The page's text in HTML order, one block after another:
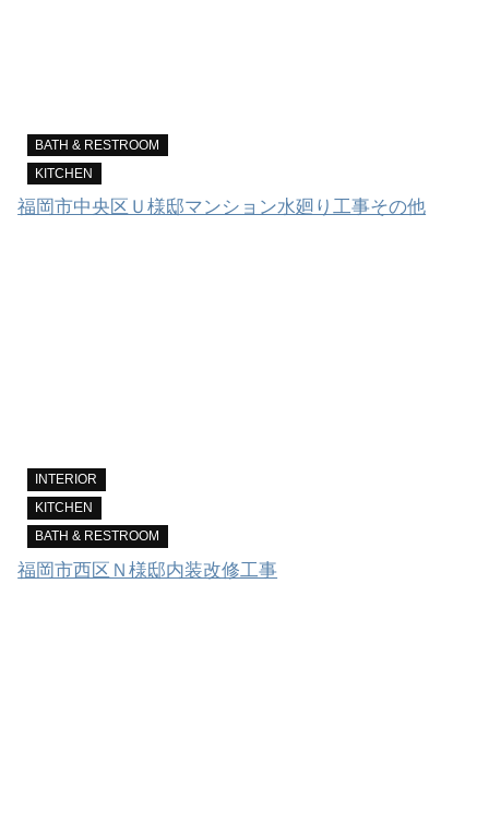
BATH & RESTROOM
KITCHEN
福岡市中央区Ｕ様邸マンション水廻り工事その他
INTERIOR
KITCHEN
BATH & RESTROOM
福岡市西区Ｎ様邸内装改修工事